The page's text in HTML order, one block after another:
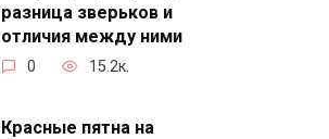
разница зверьков и
отличия между ними
0 15.2к.
Красные пятна на